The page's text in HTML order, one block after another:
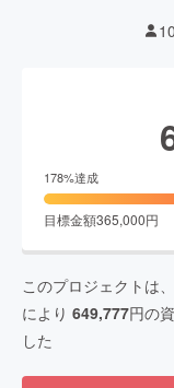
178%達成
目標金額365,000円
このプロジェクトは、
により 649,777円の
した